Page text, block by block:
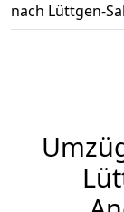
nach Lüttgen-